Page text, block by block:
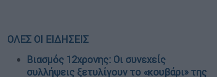
ΟΛΕΣ ΟΙ ΕΙΔΗΣΕΙΣ
Βιασμός 12χρονης: Οι συνεχείς
συλλήψεις ξετυλίγουν το «κουβάρι» της